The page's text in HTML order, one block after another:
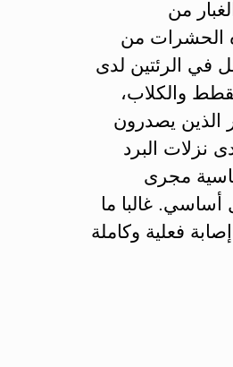
من
الحشرات من
في الرئتين لدى
والكلاب،
الذين يصدرون
نزلات البرد
مجرى
أساسي. غالبا ما
فعلية وكاملة